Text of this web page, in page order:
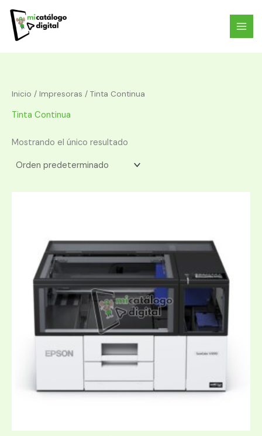
contenido
Inicio / Impresoras / Tinta Continua
Tinta Continua
Mostrando el único resultado